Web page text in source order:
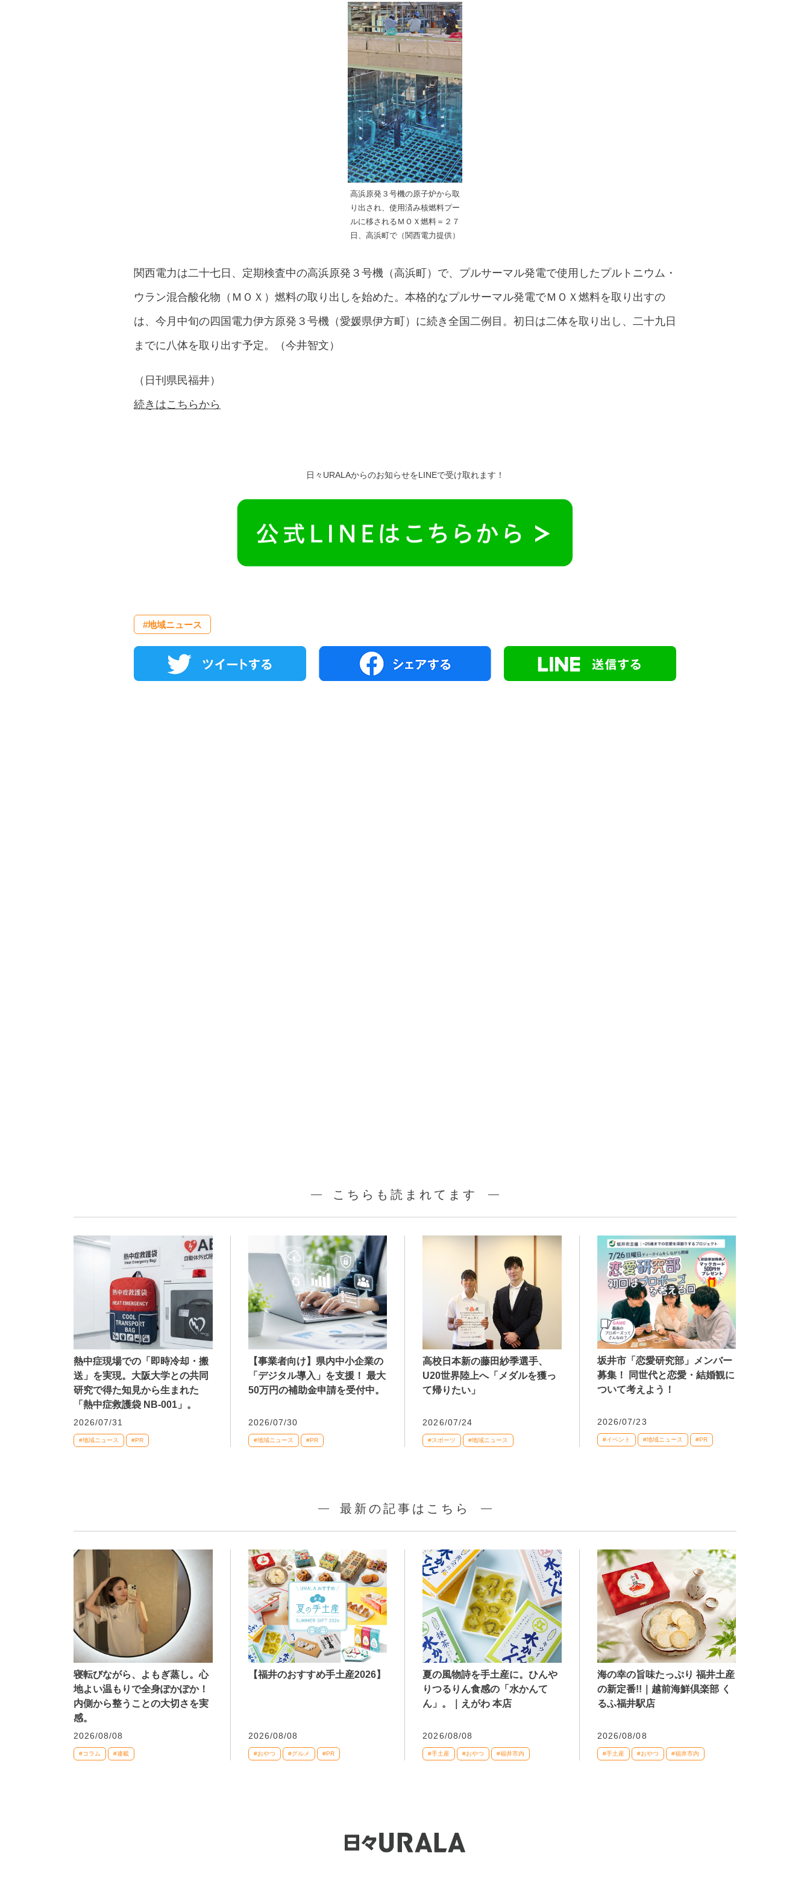
高浜原発３号機の原子炉から取
り出され、使用済み核燃料プー
ルに移されるＭＯＸ燃料＝２７
日、高浜町で（関西電力提供）
関西電力は二十七日、定期検査中の高浜原発３号機（高浜町）で、プルサーマル発電で使用したプルトニウム・
ウラン混合酸化物（ＭＯＸ）燃料の取り出しを始めた。本格的なプルサーマル発電でＭＯＸ燃料を取り出すの
は、今月中旬の四国電力伊方原発３号機（愛媛県伊方町）に続き全国二例目。初日は二体を取り出し、二十九日
までに八体を取り出す予定。（今井智文）
（日刊県民福井）
続きはこちらから
日々URALAからのお知らせをLINEで受け取れます！
#地域ニュース
こちらも読まれてます
熱中症現場での「即時冷却・搬
送」を実現。大阪大学との共同
研究で得た知見から生まれた
「熱中症救護袋 NB-001」。
2026/07/31
#地域ニュース #PR
【事業者向け】県内中小企業の
「デジタル導入」を支援！ 最大
50万円の補助金申請を受付中。
2026/07/30
#地域ニュース #PR
高校日本新の藤田紗季選手、
U20世界陸上へ「メダルを獲っ
て帰りたい」
2026/07/24
#スポーツ #地域ニュース
坂井市「恋愛研究部」メンバー
募集！ 同世代と恋愛・結婚観に
ついて考えよう！
2026/07/23
#イベント #地域ニュース #PR
最新の記事はこちら
寝転びながら、よもぎ蒸し。心
地よい温もりで全身ぽかぽか！
内側から整うことの大切さを実
感。
2026/08/08
#コラム #連載
【福井のおすすめ手土産2026】
2026/08/08
#おやつ #グルメ #PR
夏の風物詩を手土産に。ひんや
りつるりん食感の「水かんて
ん」。｜えがわ 本店
2026/08/08
#手土産 #おやつ #福井市内
海の幸の旨味たっぷり 福井土産
の新定番!!｜越前海鮮倶楽部 く
るふ福井駅店
2026/08/08
#手土産 #おやつ #福井市内